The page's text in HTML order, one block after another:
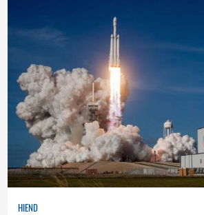
HIEND